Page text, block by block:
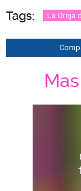
Tags: La Oreja